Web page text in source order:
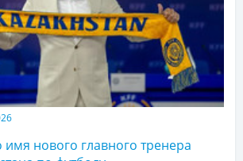
имя нового главного тренера